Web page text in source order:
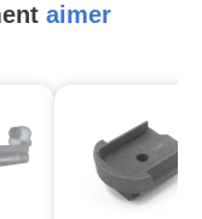
aimer